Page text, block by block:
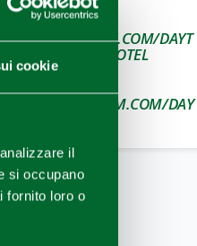
cookie
il
si occupano
fornito loro o
FACEBOOK
WWW.FACEBOOK.COM/DAYT
ONA.BUSINESS.HOTEL
INSTAGRAM
WWW.INSTAGRAM.COM/DAY